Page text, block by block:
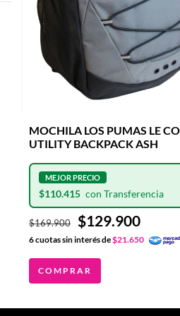
MOCHILA LOS PUMAS LE
UTILITY BACKPACK ASH
$169.900 $129.900
$110.415
6cuotas sin interés de$21.650
COMPRAR